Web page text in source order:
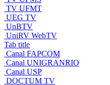
TV UFMT
UEG TV
UnBTV
UniRV WebTV
Tab title
Canal FAPCOM
Canal UNIGRANRIO
Canal USP
DOCTUM TV